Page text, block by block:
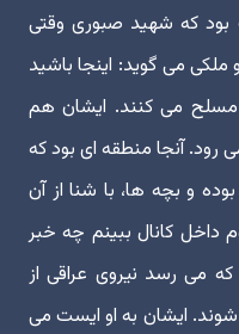
که شهید صبوری وقتی
می گوید: اینجا باشید
مسلح می کنند. ایشان هم
آنجا منطقه ای بود که
و بچه ها، با شنا از آن
داخل کانال ببینم چه خبر
می رسد نیروی عراقی از
ایشان به او ایست می